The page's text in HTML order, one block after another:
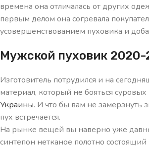
времена она отличалась от других
первым делом она согревала
усовершенствованием пуховика и
Мужской пуховик 2020-
Изготовитель потрудился и на
материал, который не бояться
Украины. И что бы вам не замерзнуть
пух встречается.
На рынке вещей вы наверно уже давно
синтепон нетканое полотно